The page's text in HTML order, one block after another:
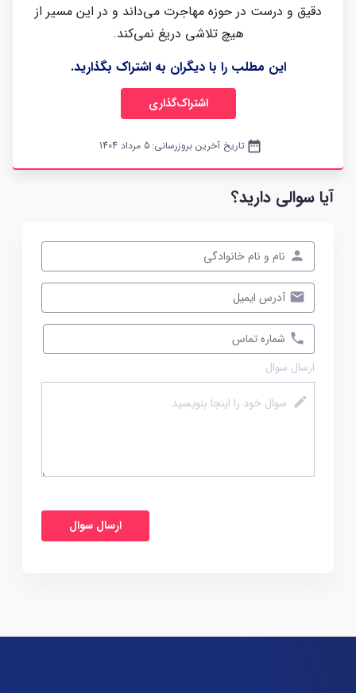
دقیق و درست در حوزه مهاجرت می‌داند و در این مسیر از
هیچ تلاشی دریغ نمی‌کند.
این مطلب را با دیگران به اشتراک بگذارید.
اشتراک‌گذاری
date_range تاریخ آخرین بروزرسانی: 5 مرداد 1404
آیا سوالی دارید؟
ارسال سوال